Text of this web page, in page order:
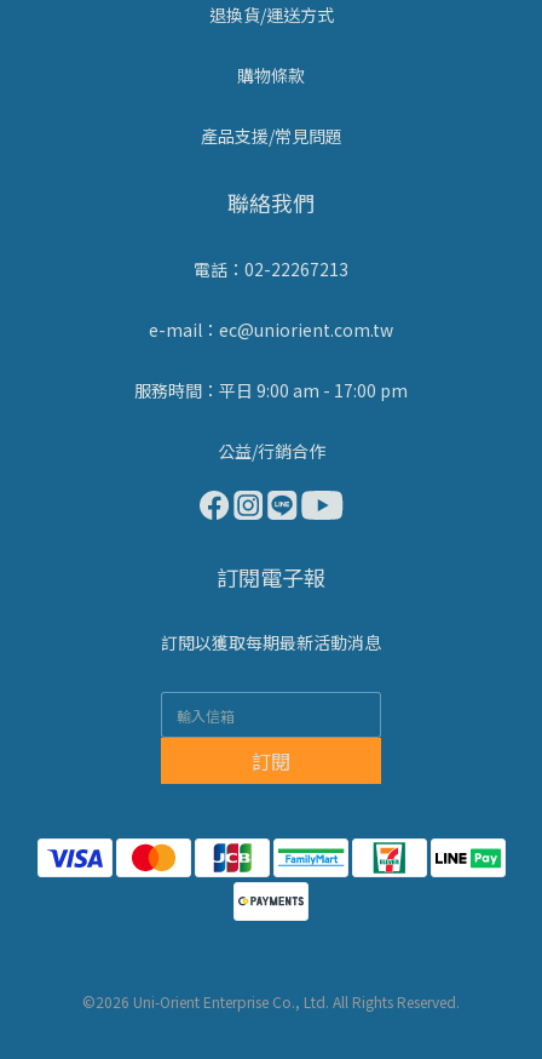
退換貨/運送方式
購物條款
產品支援/常見問題
聯絡我們
電話：02-22267213
e-mail：ec@uniorient.com.tw
服務時間：平日 9:00 am - 17:00 pm
公益/行銷合作
訂閱電子報
訂閱以獲取每期最新活動消息
訂閱
©2026 Uni-Orient Enterprise Co., Ltd. All Rights Reserved.